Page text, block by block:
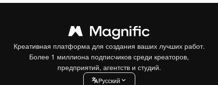
Креативная платформа для создания ваших лучших работ.
Более 1 миллиона подписчиков среди креаторов,
предприятий, агентств и студий.
Pусский